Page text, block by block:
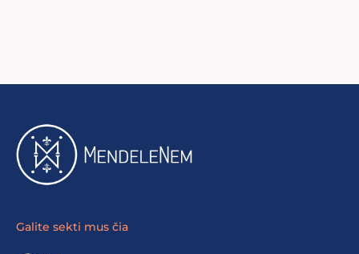
Galite sekti mus čia